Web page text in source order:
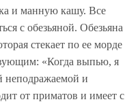
и манную кашу. Все
с обезьяной. Обезьяна
стекает по ее морде
«Когда выпью, я
неподражаемой и
от приматов и имеет с